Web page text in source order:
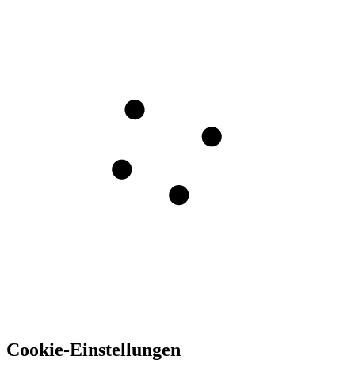
Cookie-Einstellungen